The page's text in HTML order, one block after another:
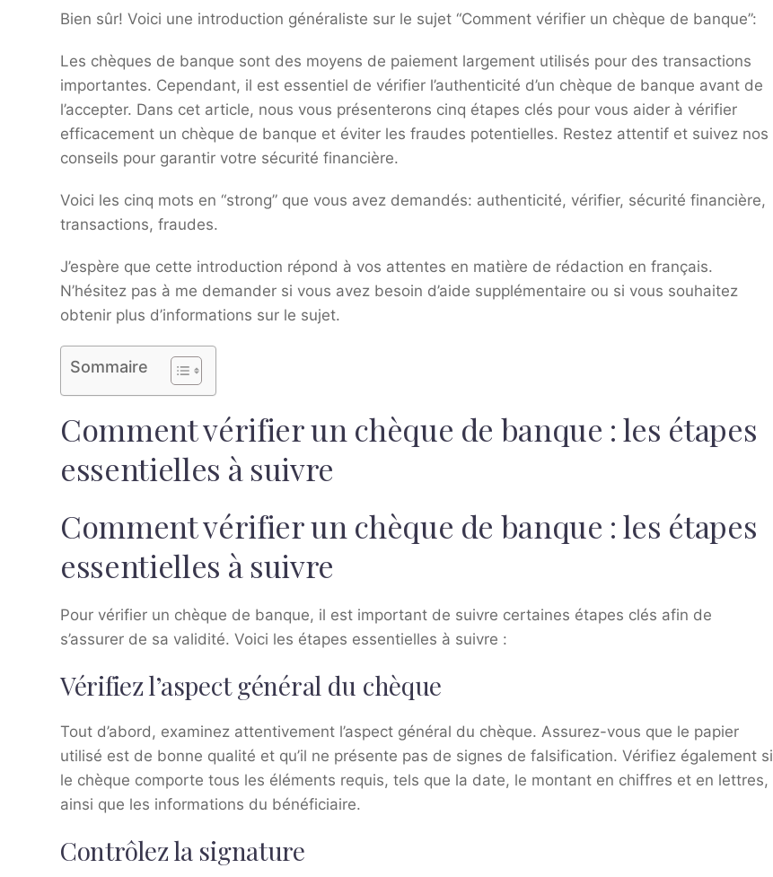
Bien sûr! Voici une introduction généraliste sur le sujet “Comment vérifier un chèque de banque”:
Les chèques de banque sont des moyens de paiement largement utilisés pour des transactions
importantes. Cependant, il est essentiel de vérifier l’authenticité d’un chèque de banque avant de
l’accepter. Dans cet article, nous vous présenterons cinq étapes clés pour vous aider à vérifier
efficacement un chèque de banque et éviter les fraudes potentielles. Restez attentif et suivez nos
conseils pour garantir votre sécurité financière.
Voici les cinq mots en “strong” que vous avez demandés: authenticité, vérifier, sécurité financière,
transactions, fraudes.
J’espère que cette introduction répond à vos attentes en matière de rédaction en français.
N’hésitez pas à me demander si vous avez besoin d’aide supplémentaire ou si vous souhaitez
obtenir plus d’informations sur le sujet.
Sommaire
Comment vérifier un chèque de banque : les étapes
essentielles à suivre
Comment vérifier un chèque de banque : les étapes
essentielles à suivre
Pour vérifier un chèque de banque, il est important de suivre certaines étapes clés afin de
s’assurer de sa validité. Voici les étapes essentielles à suivre :
Vérifiez l’aspect général du chèque
Tout d’abord, examinez attentivement l’aspect général du chèque. Assurez-vous que le papier
utilisé est de bonne qualité et qu’il ne présente pas de signes de falsification. Vérifiez également si
le chèque comporte tous les éléments requis, tels que la date, le montant en chiffres et en lettres,
ainsi que les informations du bénéficiaire.
Contrôlez la signature